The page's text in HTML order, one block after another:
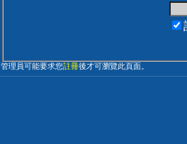
管理員可能要求您註冊後才可瀏覽此頁面。